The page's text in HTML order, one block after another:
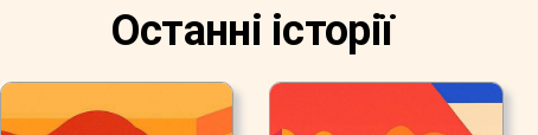
Останні історії